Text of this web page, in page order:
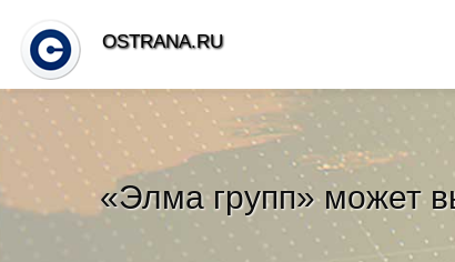
«Элма групп» может
OSTRANA.RU